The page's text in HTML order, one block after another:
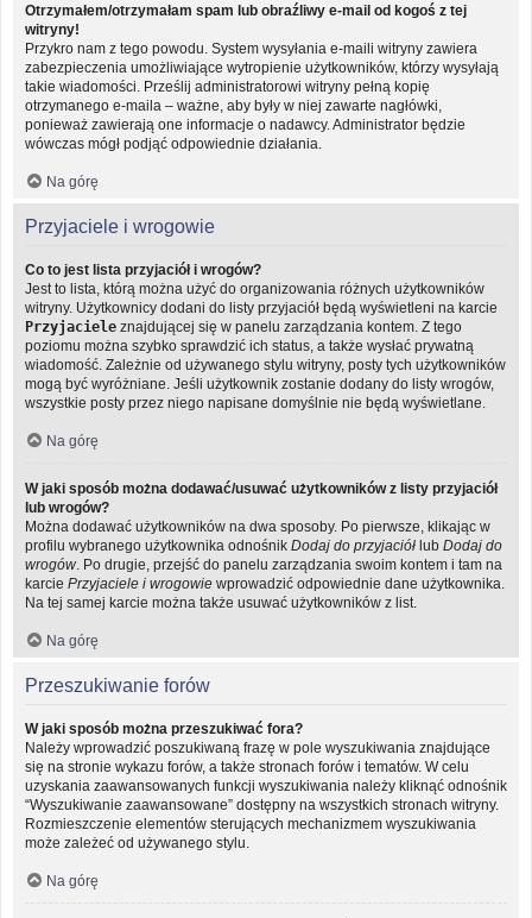
Otrzymałem/otrzymałam spam lub obraźliwy e-mail od kogoś z tej
witryny!
Przykro nam z tego powodu. System wysyłania e-maili witryny zawiera
zabezpieczenia umożliwiające wytropienie użytkowników, którzy wysyłają
takie wiadomości. Prześlij administratorowi witryny pełną kopię
otrzymanego e-maila – ważne, aby były w niej zawarte nagłówki,
ponieważ zawierają one informacje o nadawcy. Administrator będzie
wówczas mógł podjąć odpowiednie działania.
Na górę
Przyjaciele i wrogowie
Co to jest lista przyjaciół i wrogów?
Jest to lista, którą można użyć do organizowania różnych użytkowników
witryny. Użytkownicy dodani do listy przyjaciół będą wyświetleni na karcie
Przyjaciele znajdującej się w panelu zarządzania kontem. Z tego
poziomu można szybko sprawdzić ich status, a także wysłać prywatną
wiadomość. Zależnie od używanego stylu witryny, posty tych użytkowników
mogą być wyróżniane. Jeśli użytkownik zostanie dodany do listy wrogów,
wszystkie posty przez niego napisane domyślnie nie będą wyświetlane.
Na górę
W jaki sposób można dodawać/usuwać użytkowników z listy przyjaciół
lub wrogów?
Można dodawać użytkowników na dwa sposoby. Po pierwsze, klikając w
profilu wybranego użytkownika odnośnik Dodaj do przyjaciół lub Dodaj do
wrogów . Po drugie, przejść do panelu zarządzania swoim kontem i tam na
karcie Przyjaciele i wrogowie wprowadzić odpowiednie dane użytkownika.
Na tej samej karcie można także usuwać użytkowników z list.
Na górę
Przeszukiwanie forów
W jaki sposób można przeszukiwać fora?
Należy wprowadzić poszukiwaną frazę w pole wyszukiwania znajdujące
się na stronie wykazu forów, a także stronach forów i tematów. W celu
uzyskania zaawansowanych funkcji wyszukiwania należy kliknąć odnośnik
“Wyszukiwanie zaawansowane” dostępny na wszystkich stronach witryny.
Rozmieszczenie elementów sterujących mechanizmem wyszukiwania
może zależeć od używanego stylu.
Na górę